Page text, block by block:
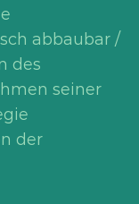
abbaubar /
des
seiner
der